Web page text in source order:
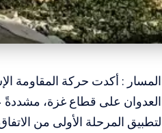
المسار : أكدت حركة المقاومة
العدوان على قطاع غزة، مشددةً
لتطبيق المرحلة الأولى من